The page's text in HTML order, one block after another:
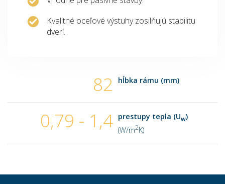
Kvalitné oceľové výstuhy zosilňujú stabilitu
dverí.
82 hĺbka rámu (mm)
0,79 - 1,4 prestupy tepla (Uw)
(W/m2K)